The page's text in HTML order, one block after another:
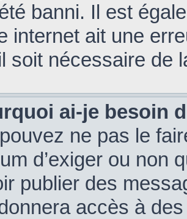
banni. Il est
internet ait une
soit nécessaire de
ai-je besoin
ne pas le
d’exiger ou non
publier des
accès à